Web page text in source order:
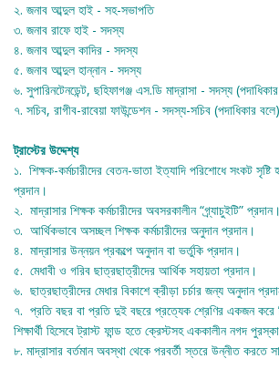
২. জনাব আব্দুল হাই - সহ-সভাপতি
৩. জনাব রাফে হাই - সদস্য
৪. জনাব আব্দুল কাদির - সদস্য
৫. জনাব আব্দুল হান্নান - সদস্য
৬. সুপারিনটেনডেন্ট, ছহিফাগঞ্জ এস.ডি মাদ্রাসা - সদস্য
৭. সচিব, রাগীব-রাবেয়া ফাউন্ডেশন - সদস্য-সচিব (পদাধিকার বলে)
ট্রাস্টের উদ্দেশ্য
১. শিক্ষক-কর্মচারীদের বেতন-ভাতা ইত্যাদি পরিশোধে সংকট সৃষ্টি
প্রদান।
২. মাদ্রাসার শিক্ষক কর্মচারীদের অবসরকালীন “গ্র্যাচুইটি” প্রদান।
৩. আর্থিকভাবে অসচ্ছল শিক্ষক কর্মচারীদের অনুদান প্রদান।
৪. মাদ্রাসার উন্নয়ন প্রকল্পে অনুদান বা ভর্তুকি প্রদান।
৫. মেধাবী ও গরিব ছাত্রছাত্রীদের আর্থিক সহায়তা প্রদান।
৬. ছাত্রছাত্রীদের মেধার বিকাশে ক্রীড়া চর্চার জন্য অনুদান
৭. প্রতি বছর বা প্রতি দুই বছরে প্রত্যেক শ্রেণির একজন করে
শিক্ষার্থী হিসেবে ট্রাস্ট ফান্ড হতে ক্রেস্টসহ এককালীন নগদ
৮. মাদ্রাসার বর্তমান অবস্থা থেকে পরবর্তী স্তরে উন্নীত করতে